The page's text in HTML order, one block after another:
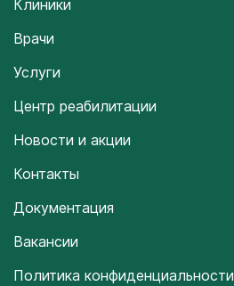
Клиники
Врачи
Услуги
Центр реабилитации
Новости и акции
Контакты
Документация
Вакансии
Политика конфиденциальности